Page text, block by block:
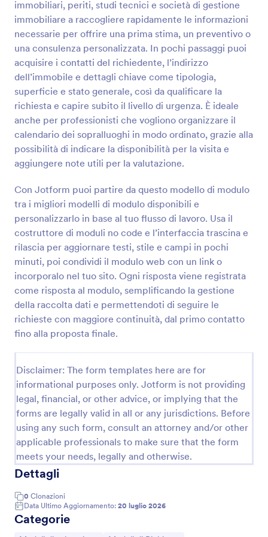
immobiliari, periti, studi tecnici e società di gestione
immobiliare a raccogliere rapidamente le informazioni
necessarie per offrire una prima stima, un preventivo o
una consulenza personalizzata. In pochi passaggi puoi
acquisire i contatti del richiedente, l’indirizzo
dell’immobile e dettagli chiave come tipologia,
superficie e stato generale, così da qualificare la
richiesta e capire subito il livello di urgenza. È ideale
anche per professionisti che vogliono organizzare il
calendario dei sopralluoghi in modo ordinato, grazie alla
possibilità di indicare la disponibilità per la visita e
aggiungere note utili per la valutazione.
Con Jotform puoi partire da questo modello di modulo
tra i migliori modelli di modulo disponibili e
personalizzarlo in base al tuo flusso di lavoro. Usa il
costruttore di moduli no code e l’interfaccia trascina e
rilascia per aggiornare testi, stile e campi in pochi
minuti, poi condividi il modulo web con un link o
incorporalo nel tuo sito. Ogni risposta viene registrata
come risposta al modulo, semplificando la gestione
della raccolta dati e permettendoti di seguire le
richieste con maggiore continuità, dal primo contatto
fino alla proposta finale.
Disclaimer: The form templates here are for
informational purposes only. Jotform is not providing
legal, financial, or other advice, or implying that the
forms are legally valid in all or any jurisdictions. Before
using any such form, consult an attorney and/or other
applicable professionals to make sure that the form
meets your needs, legally and otherwise.
Dettagli
0 Clonazioni
Data Ultimo Aggiornamento: 20 luglio 2026
Categorie
interessato e le informazioni per organizzare la visita.
Un layout di modulo semplice, per la richiesta del
cliente immobiliare ma dall'aspetto professionale che
potrai personalizzare o formattare in modo facile,
nel Costruttore di Modulo di JotForm. Provalo ora e
goditi i vantaggi dell'utilizzo di questo Template di
Modulo Richiesta Immobiliare.
Anteprima
Modulo Di Informazioni Per L'acquirente Acquirente Immobiliare
Se hai un elenco di proprietà immobiliari su un sito
Web, è possibile utilizzare questo modulo di
informazioni sull'acquirente per raccogliere
informazioni dettagliate sulle preferenze di
proprietà, informazioni sul budget e dettagli di
contatto. Puoi aggiungere più campi al modello,
incluso qualsiasi contenuto visivo o informativo,
cambiare i colori, i caratteri, il tema, lo sfondo e
incorporarlo nel tuo sito web o usarlo come modulo
autonomo.
Go to Category:
Moduli Immobiliari
Usa Template
Anteprima